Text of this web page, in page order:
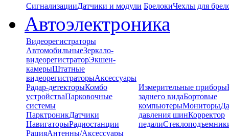
СигнализацииДатчики и модули БрелокиЧехлы для
Автоэлектроника
Видеорегистраторы
АвтомобильныеЗеркало-
видеорегистраторЭкшен-
камерыШтатные
видеорегистраторыАксессуары
Радар-детекторыКомбо
устройстваПарковочные
системы
ПарктроникДатчики
НавигаторыРадиостанции
РацияАнтенны/Аксессуары
Измерительные приборы
заднего видаБортовые
компьютерыМониторы
давления шинКорректор
педали